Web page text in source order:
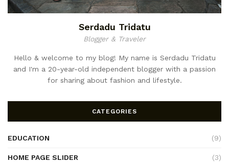
Serdadu Tridatu
Blogger & Traveler
Hello & welcome to my blog! My name is Serdadu Tridatu
and I'm a 20-year-old independent blogger with a passion
for sharing about fashion and lifestyle.
CATEGORIES
EDUCATION (9)
HOME PAGE SLIDER (3)